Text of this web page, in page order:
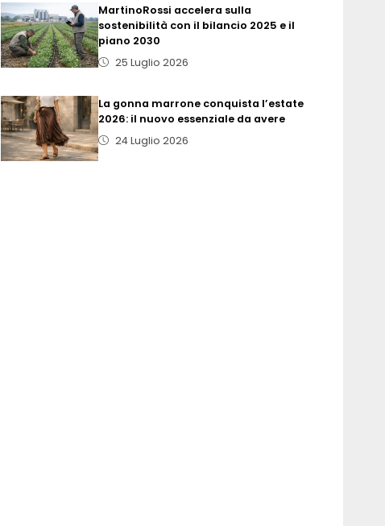
MartinoRossi accelera sulla
sostenibilità con il bilancio 2025 e il
piano 2030
25 Luglio 2026
La gonna marrone conquista l’estate
2026: il nuovo essenziale da avere
24 Luglio 2026